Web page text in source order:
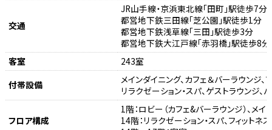
交通
JR山手線・京浜東北線「田町」駅徒歩7分
都営地下鉄三田線「芝公園」駅徒歩1分
都営地下鉄浅草線「三田」駅徒歩3分
都営地下鉄大江戸線「赤羽橋」駅徒歩8分
客室
243室
付帯設備
メインダイニング、カフェ＆バーラウンジ、
リラクゼーション・スパ、ゲストラウンジ、
フロア構成
1階：ロビー（カフェ&バーラウンジ）、メイ
14階：リラクゼーション・スパ、フィットネ